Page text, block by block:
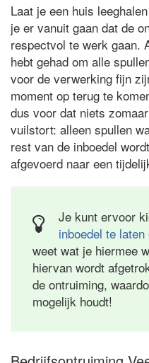
Laat je een huis
je er vanuit gaan dat de
respectvol te werk gaan.
hebt gehad om alle
voor de verwerking fijn
moment op terug te
dus voor dat niets
vuilstort: alleen spullen
rest van de inboedel
afgevoerd naar een
Je kunt ervoor
inboedel te laten
weet wat je hiermee
hiervan wordt
de ontruiming,
mogelijk houdt!